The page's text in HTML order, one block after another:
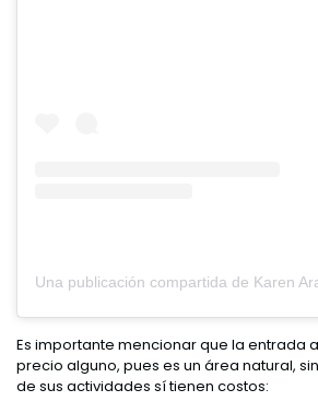
Es importante mencionar que la entrada
precio alguno, pues es un área natural,
de sus actividades sí tienen costos: